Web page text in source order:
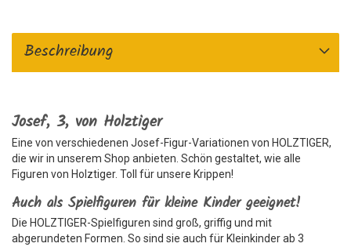
Beschreibung
Josef, 3, von Holztiger
Eine von verschiedenen Josef-Figur-Variationen von HOLZTIGER,
die wir in unserem Shop anbieten. Schön gestaltet, wie alle
Figuren von Holztiger. Toll für unsere Krippen!
Auch als Spielfiguren für kleine Kinder geeignet!
Die HOLZTIGER-Spielfiguren sind groß, griffig und mit
abgerundeten Formen. So sind sie auch für Kleinkinder ab 3